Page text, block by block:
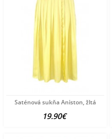
Saténová sukňa Aniston, žltá
19.90€